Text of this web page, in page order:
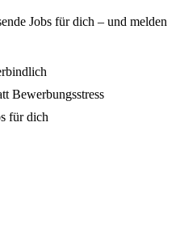
Jobs für dich – und melden
Bewerbungsstress
für dich